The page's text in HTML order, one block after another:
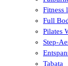
Fitness
Full
Pilates
Step-
Tabata